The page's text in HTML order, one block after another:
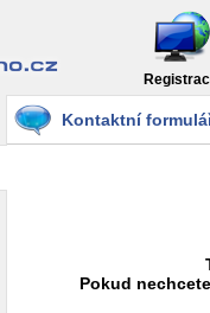
Kontaktní
Pokud